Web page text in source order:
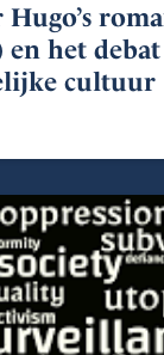
Hugo’s
en het
cultuur